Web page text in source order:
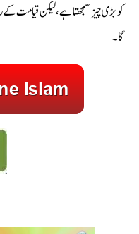
کو بڑی چیز سمجھتا ہے، لیکن قیامت
گا۔